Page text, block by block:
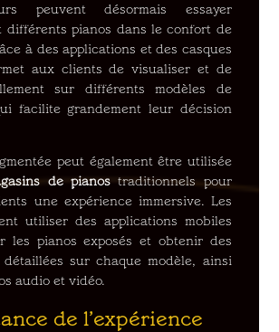
peuvent désormais essayer
différents pianos dans le confort de
à des applications et des casques
aux clients de visualiser et de
sur différents modèles de
facilite grandement leur décision
peut également être utilisée
de pianos traditionnels pour
une expérience immersive. Les
utiliser des applications mobiles
les pianos exposés et obtenir des
détaillées sur chaque modèle, ainsi
audio et vidéo.
de l’expérience